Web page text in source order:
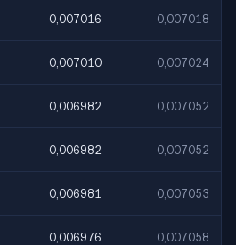
0,007016 0,007018
0,007010 0,007024
0,006982 0,007052
0,006982 0,007052
0,006981 0,007053
0,006976 0,007058